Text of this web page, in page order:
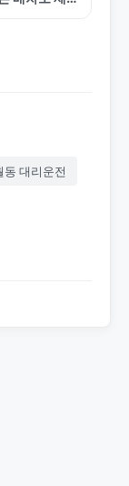
동 대리운전